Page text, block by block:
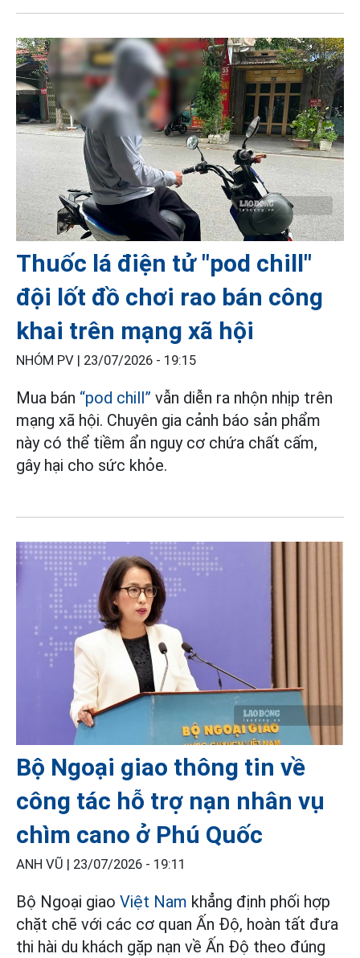
Thuốc lá điện tử "pod chill"
đội lốt đồ chơi rao bán công
khai trên mạng xã hội
NHÓM PV | 23/07/2026 - 19:15
Mua bán “pod chill” vẫn diễn ra nhộn nhịp trên
mạng xã hội. Chuyên gia cảnh báo sản phẩm
này có thể tiềm ẩn nguy cơ chứa chất cấm,
gây hại cho sức khỏe.
Bộ Ngoại giao thông tin về
công tác hỗ trợ nạn nhân vụ
chìm cano ở Phú Quốc
ANH VŨ | 23/07/2026 - 19:11
Bộ Ngoại giao Việt Nam khẳng định phối hợp
chặt chẽ với các cơ quan Ấn Độ, hoàn tất đưa
thi hài du khách gặp nạn về Ấn Độ theo đúng